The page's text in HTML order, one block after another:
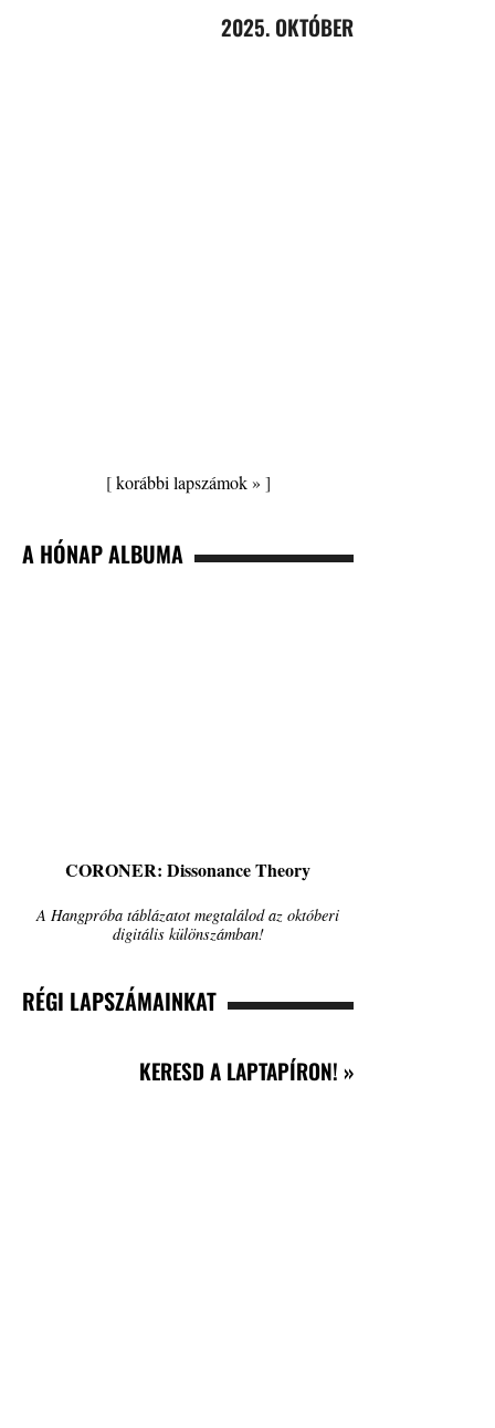
2025. OKTÓBER
[korábbi lapszámok » ]
A HÓNAP ALBUMA
CORONER: Dissonance Theory
A Hangpróba táblázatot megtalálod az októberi
digitális különszámban!
RÉGI LAPSZÁMAINKAT
KERESD A LAPTAPÍRON! »